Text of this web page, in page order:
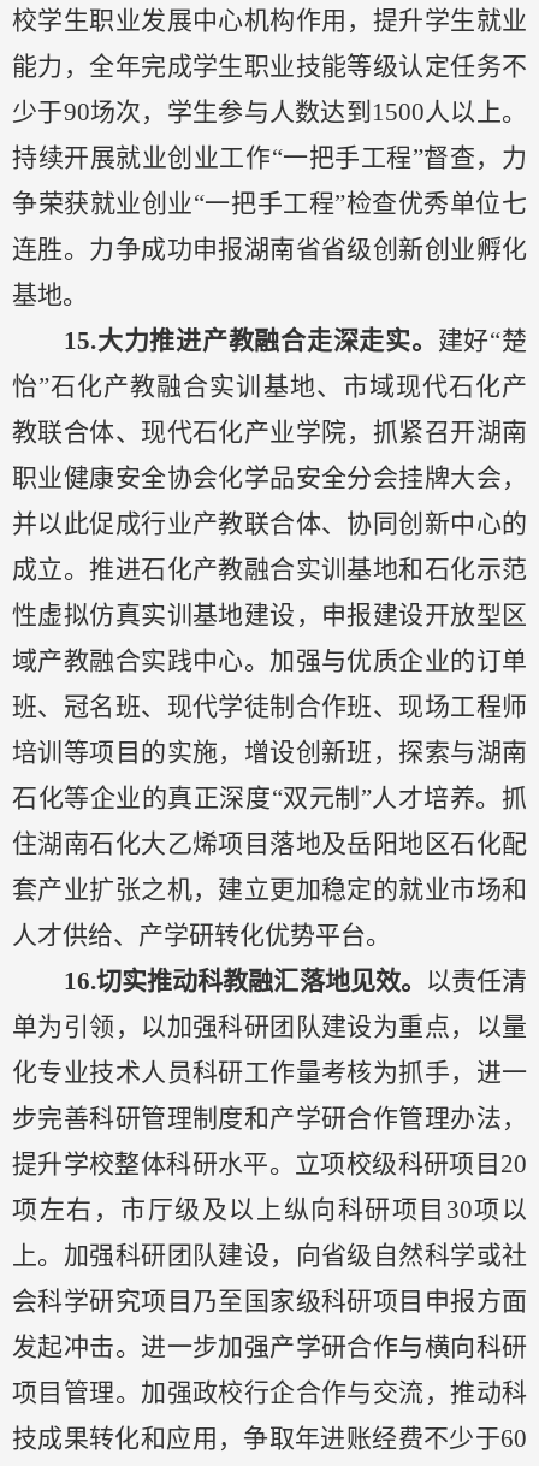
校学生职业发展中心机构作用， 提升学生就业
能力，全年完成学生职业技能等级认定任务不
少于90场次，学生参与人数达到 1500人以上。
持续开展就业创业工作“一把手工程”督查，力
争荣获就业创业“一把手工程”检查优秀单位七
连胜。力争成功申报湖南省省级创新创业孵化
基地。
15.大力推进产教融合走深走实。 建好“楚
怡”石化产教融合实训基地、市域现代石化产
教联合体、 现代石化产业学院， 抓紧召开湖南
职业健康安全协会化学品安全分会挂牌大会，
并以此促成行业产教联合体、协同创新中心的
成立。推进石化产教融合实训基地和石化示范
性虚拟仿真实训基地建设，申报建设开放型区
域产教融合实践中心。加强与优质企业的订单
班、冠名班、 现代学徒制 合作班、现场工程师
培训等项目 的实施， 增设创新班，探索与湖南
石化等企业的真正深度“双元制”人才培养。抓
住湖南石化大乙烯项目落地及岳阳地区石化配
套产业扩张之机，建立更加稳定的就业市场和
人才供给、产学研转化优势平台。
16.切实推动科教融汇落地见效。 以责任清
单为引领，以加强科研团队建设为重点，以量
化专业技术人员科研工作量考核为抓手，进一
步完善科研管理制度和产学研合作管理办法，
提升学校整体科研水平。立项校级科研项目 20
项左右，市厅级及以上纵向科研项目 30项以
上。加强科研团队建设，向省级自然科学或社
会科学研究项目乃至国家级科研项目申报方面
发起冲击。进一步加强产学研合作与横向科研
项目管理。加强政校行企合作与交流，推动科
技成果转化和应用，争取年进账经费不少于60